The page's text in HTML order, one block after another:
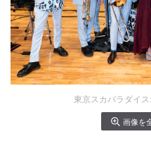
東京スカパラダイ
画像を